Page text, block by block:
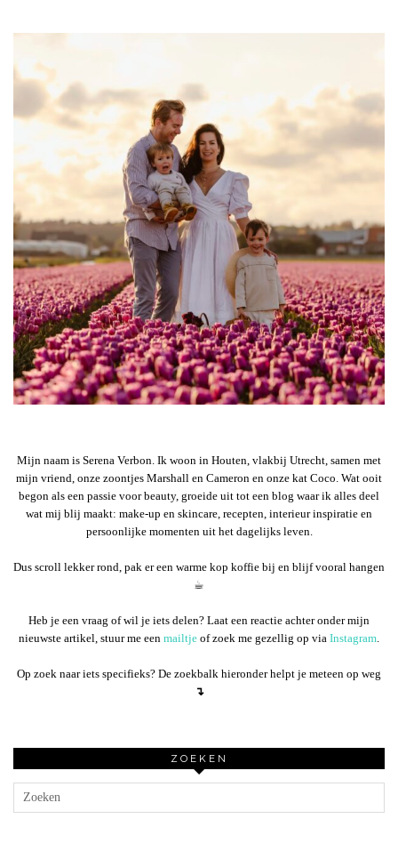
Mijn naam is Serena Verbon. Ik woon in Houten, vlakbij Utrecht, samen met
mijn vriend, onze zoontjes Marshall en Cameron en onze kat Coco. Wat ooit
begon als een passie voor beauty, groeide uit tot een blog waar ik alles deel
wat mij blij maakt: make-up en skincare, recepten, interieur inspiratie en
persoonlijke momenten uit het dagelijks leven.
Dus scroll lekker rond, pak er een warme kop koffie bij en blijf vooral hangen
☕︎
Heb je een vraag of wil je iets delen? Laat een reactie achter onder mijn
nieuwste artikel, stuur me een mailtje of zoek me gezellig op via Instagram
Op zoek naar iets specifieks? De zoekbalk hieronder helpt je meteen op weg
↴
ZOEKEN